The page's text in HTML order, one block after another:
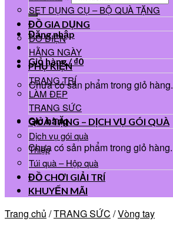
Đăng nhập
Giỏ hàng /₫0
Chưa có sản phẩm trong giỏ hàng.
Giỏ hàng
Chưa có sản phẩm trong giỏ hàng.
SET DỤNG CỤ – BỘ QUÀ TẶNG
ĐỒ GIA DỤNG
ĐỒ ĐIỆN
HẰNG NGÀY
PHỤ KIỆN
TRANG TRÍ
LÀM ĐẸP
TRANG SỨC
QUÀ TẶNG – DỊCH VỤ GÓI QUÀ
Dịch vụ gói quà
Thiệp
Túi quà – Hộp quà
ĐỒ CHƠI GIẢI TRÍ
KHUYẾN MÃI
Trang chủ /TRANG SỨC /Vòng tay